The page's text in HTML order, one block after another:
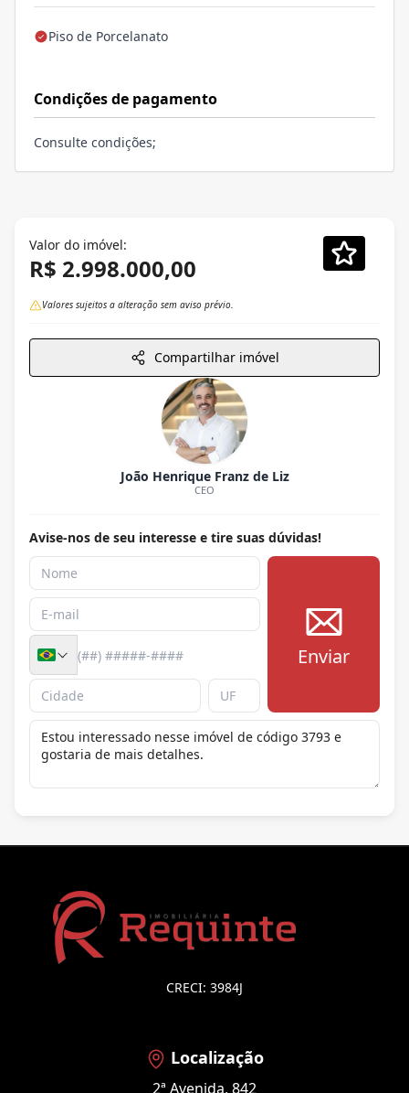
Piso de Porcelanato
Condições de pagamento
Consulte condições;
Valor do imóvel:
R$ 2.998.000,00
Valores sujeitos a alteração sem aviso prévio.
Compartilhar imóvel
João Henrique Franz de Liz
CEO
Avise-nos de seu interesse e tire suas dúvidas!
Enviar
CRECI: 3984J
Localização
2ª Avenida, 842